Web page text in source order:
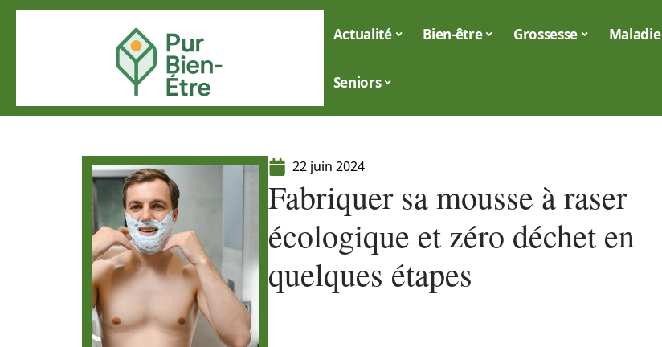
Actualité Bien-être Grossesse Maladie
Seniors
22 juin 2024
Fabriquer sa mousse à raser
écologique et zéro déchet en
quelques étapes